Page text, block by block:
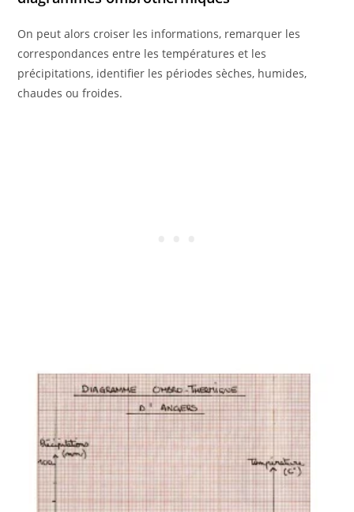
On peut alors croiser les informations, remarquer les
correspondances entre les températures et les
précipitations, identifier les périodes sèches, humides,
chaudes ou froides.